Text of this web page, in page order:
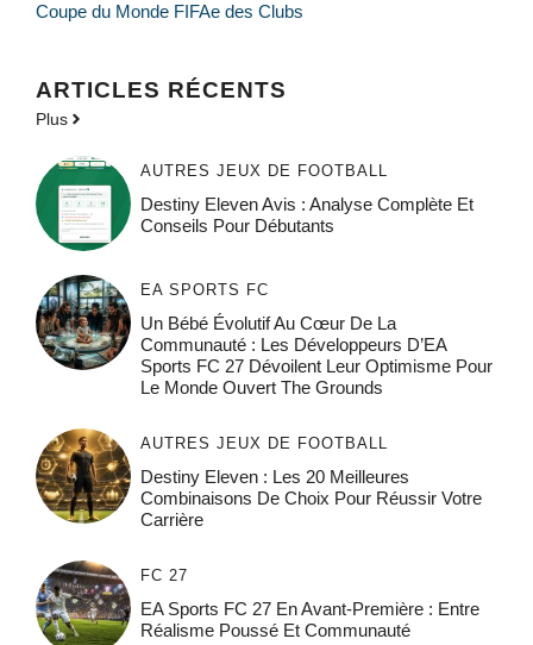
Coupe du Monde FIFAe des Clubs
ARTICLES RÉCENTS
Plus
AUTRES JEUX DE FOOTBALL
Destiny Eleven Avis : Analyse Complète Et
Conseils Pour Débutants
EA SPORTS FC
Un Bébé Évolutif Au Cœur De La
Communauté : Les Développeurs D’EA
Sports FC 27 Dévoilent Leur Optimisme Pour
Le Monde Ouvert The Grounds
AUTRES JEUX DE FOOTBALL
Destiny Eleven : Les 20 Meilleures
Combinaisons De Choix Pour Réussir Votre
Carrière
FC 27
EA Sports FC 27 En Avant-Première : Entre
Réalisme Poussé Et Communauté